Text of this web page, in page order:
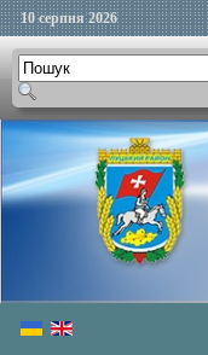
10 серпня 2026